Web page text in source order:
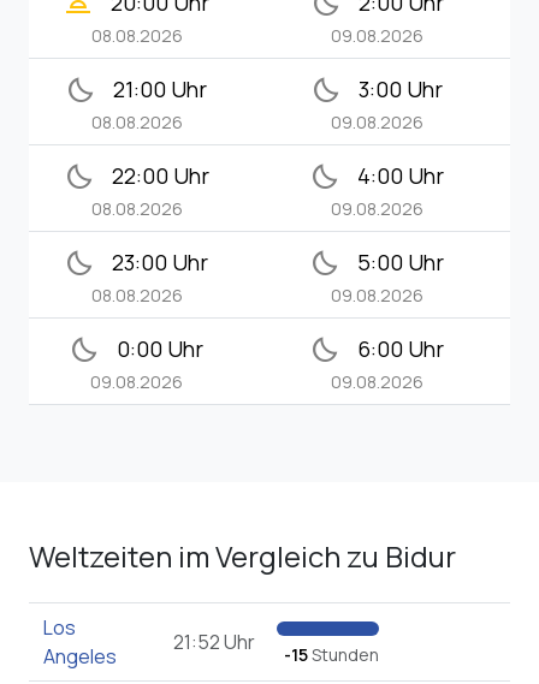
08.08.2026 09.08.2026
bedtime 21:00 Uhr
08.08.2026
bedtime 3:00 Uhr
09.08.2026
bedtime 22:00 Uhr
08.08.2026
bedtime 4:00 Uhr
09.08.2026
bedtime 23:00 Uhr
08.08.2026
bedtime 5:00 Uhr
09.08.2026
bedtime 0:00 Uhr
09.08.2026
bedtime 6:00 Uhr
09.08.2026
Weltzeiten im Vergleich zu Bidur
Los
Angeles
21:52 Uhr -15Stunden